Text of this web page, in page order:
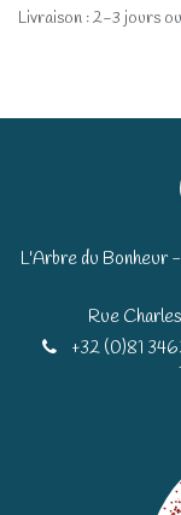
Livraison : 2-3 jours
L'Arbre du Bonheur
Rue
+32 (0)81